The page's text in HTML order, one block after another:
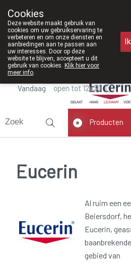
011/610300
Vandaag open tot 12u30
Producten
Eucerin
Al ruim een
Beiersdorf,
Eucerin,
gebied van
Cookies
Deze website maakt gebruik van
cookies om uw gebruikservaring te
verbeteren en om onze diensten en
aanbiedingen aan te passen aan
uw interesses. Door op deze
website te blijven, accepteert u dit
gebruik van cookies. Klik hier voor
meer info.